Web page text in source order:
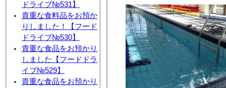
ドライブ№531】
貴重な食料品をお預か
りしました！【フード
ドライブ№530】
貴重な食品をお預かり
しました【フードドラ
イブ№529】
貴重な食品をお預かり